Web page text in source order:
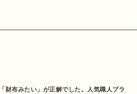
財布みたい」が正解でした。人気職人ブラ